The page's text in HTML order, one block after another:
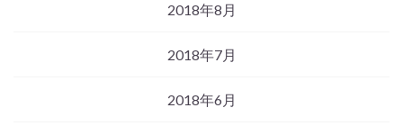
2018年8月
2018年7月
2018年6月